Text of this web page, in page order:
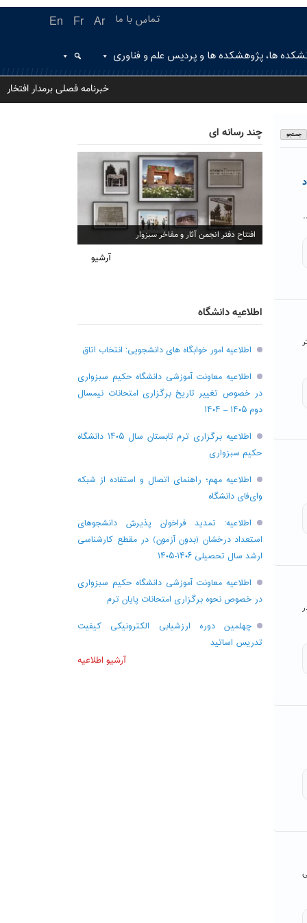
En Fr Ar تماس با ما
ها، پژوهشکده ها و پردیس علم و فناوری
خبرنامه فصلی برمدار افتخار
چند رسانه ای
افتتاح دفتر انجمن آثار و مفاخر سبزوار
آرشیو
اطلاعیه دانشگاه
اطلاعیه امور خوابگاه های دانشجویی: انتخاب اتاق
اطلاعیه معاونت آموزشی دانشگاه حکیم سبزواری
در خصوص تغییر تاریخ برگزاری امتحانات نیمسال
دوم ۱۴۰۵ – ۱۴۰۴
اطلاعیه برگزاری ترم تابستان سال ۱۴۰۵ دانشگاه
حکیم سبزواری
اطلاعیه مهم؛ راهنمای اتصال و استفاده از شبکه
وای‌فای دانشگاه
اطلاعیه: تمدید فراخوان پذیرش دانشجو‌های
استعداد درخشان (بدون آزمون) در مقطع کارشناسی
ارشد سال تحصیلی ۱۴۰۶-۱۴۰۵
اطلاعیه معاونت آموزشی دانشگاه حکیم سبزواری
در خصوص نحوه برگزاری امتحانات پایان ترم
چهلمین دوره ارزشیابی الکترونیکی کیفیت
تدریس اساتید
آرشیو اطلاعیه